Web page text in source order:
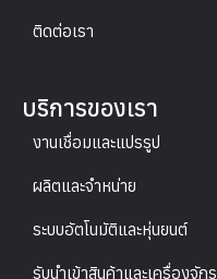
ติดต่อเรา
บริการของเรา
งานเชื่อมและแปรรูป
ผลิตและจำหน่าย
ระบบอัตโนมัติและหุ่นยนต์
รับนำเข้าสินค้าและเครื่องจักร